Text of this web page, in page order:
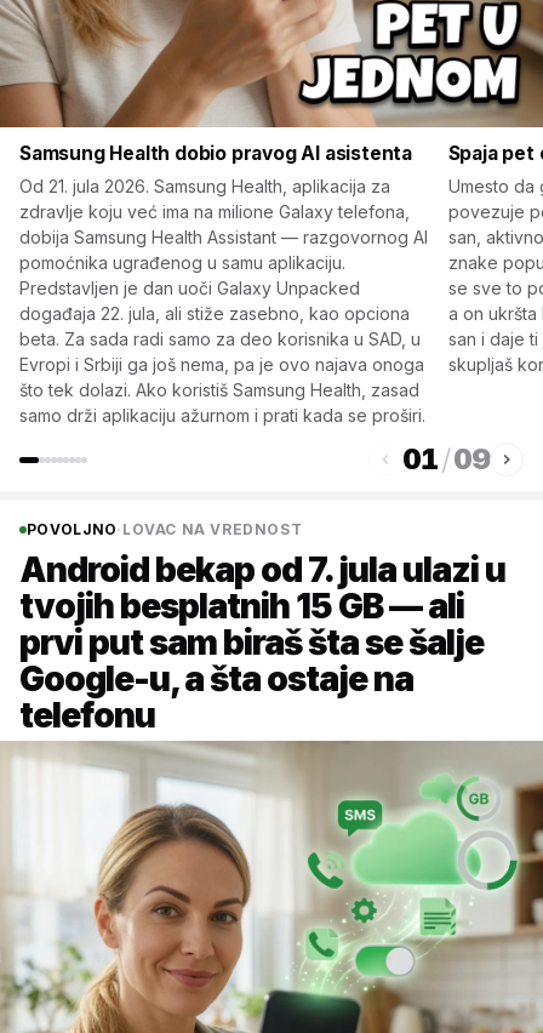
Samsung Health dobio pravog AI asistenta
Od 21. jula 2026. Samsung Health, aplikacija za
zdravlje koju već ima na milione Galaxy telefona,
dobija Samsung Health Assistant — razgovornog AI
pomoćnika ugrađenog u samu aplikaciju.
Predstavljen je dan uoči Galaxy Unpacked
događaja 22. jula, ali stiže zasebno, kao opciona
beta. Za sada radi samo za deo korisnika u SAD, u
Evropi i Srbiji ga još nema, pa je ovo najava onoga
što tek dolazi. Ako koristiš Samsung Health, zasad
samo drži aplikaciju ažurnom i prati kada se proširi.
Spaja pet
Umesto da
povezuje
san,
znake
se sve to
a on ukršta
san i daje
skupljaš
01/09
POVOLJNO· LOVAC NA VREDNOST
Android bekap od 7. jula ulazi u
tvojih besplatnih 15 GB — ali
prvi put sam biraš šta se šalje
Google-u, a šta ostaje na
telefonu